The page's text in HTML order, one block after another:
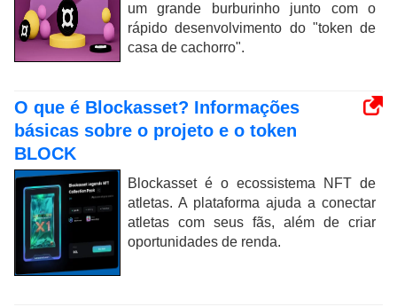
um grande burburinho junto com o
rápido desenvolvimento do "token de
casa de cachorro".
O que é Blockasset? Informações
básicas sobre o projeto e o token
BLOCK
Blockasset é o ecossistema NFT de
atletas. A plataforma ajuda a conectar
atletas com seus fãs, além de criar
oportunidades de renda.